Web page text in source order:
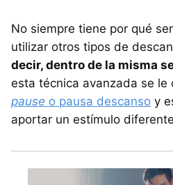
No siempre tiene por qué
utilizar otros tipos de
decir, dentro de la misma
esta técnica avanzada se le
pause o pausa descanso y
aportar un estímulo